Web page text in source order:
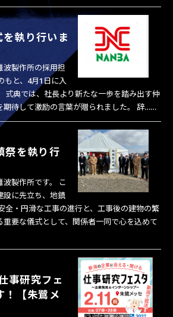
執り行いま
製作所の採用担
もと、4月1日に入
式典では、社長より新たな一歩を踏み出す仲
期待して激励の言葉が贈られました。 辞……
祭を執り行
製作所です。 こ
設に先立ち、地鎮
全・円滑な工事の進行と、工事後の建物の繁
要な儀式として、関係者一同で心を込めて
事研究フェ
！【朱鷺メ